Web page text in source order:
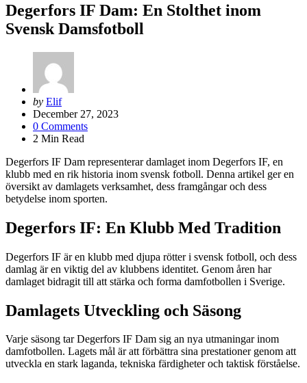
Degerfors IF Dam: En Stolthet inom
Svensk Damsfotboll
Posted
by
by Elif
December 27, 2023
0 Comments
2 Min Read
Degerfors IF Dam representerar damlaget inom Degerfors IF, en
klubb med en rik historia inom svensk fotboll. Denna artikel ger en
översikt av damlagets verksamhet, dess framgångar och dess
betydelse inom sporten.
Degerfors IF: En Klubb Med Tradition
Degerfors IF är en klubb med djupa rötter i svensk fotboll, och dess
damlag är en viktig del av klubbens identitet. Genom åren har
damlaget bidragit till att stärka och forma damfotbollen i Sverige.
Damlagets Utveckling och Säsong
Varje säsong tar Degerfors IF Dam sig an nya utmaningar inom
damfotbollen. Lagets mål är att förbättra sina prestationer genom att
utveckla en stark laganda, tekniska färdigheter och taktisk förståelse.